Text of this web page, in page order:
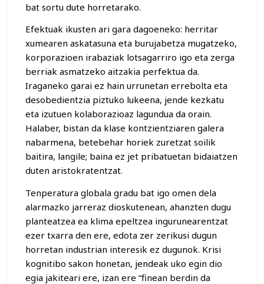
bat sortu dute horretarako.
Efektuak ikusten ari gara dagoeneko: herritar
xumearen askatasuna eta burujabetza mugatzeko,
korporazioen irabaziak lotsagarriro igo eta zerga
berriak asmatzeko aitzakia perfektua da.
Iraganeko garai ez hain urrunetan errebolta eta
desobedientzia piztuko lukeena, jende kezkatu
eta izutuen kolaborazioaz lagundua da orain.
Halaber, bistan da klase kontzientziaren galera
nabarmena, betebehar horiek zuretzat soilik
baitira, langile; baina ez jet pribatuetan bidaiatzen
duten aristokratentzat.
Tenperatura globala gradu bat igo omen dela
alarmazko jarreraz dioskutenean, ahanzten dugu
planteatzea ea klima epeltzea ingurunearentzat
ezer txarra den ere, edota zer zerikusi dugun
horretan industrian interesik ez dugunok. Krisi
kognitibo sakon honetan, jendeak uko egin dio
egia jakiteari ere, izan ere “finean berdin da